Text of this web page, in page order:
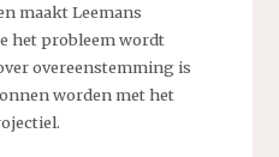
maakt Leemans
het probleem wordt
overeenstemming is
worden met het